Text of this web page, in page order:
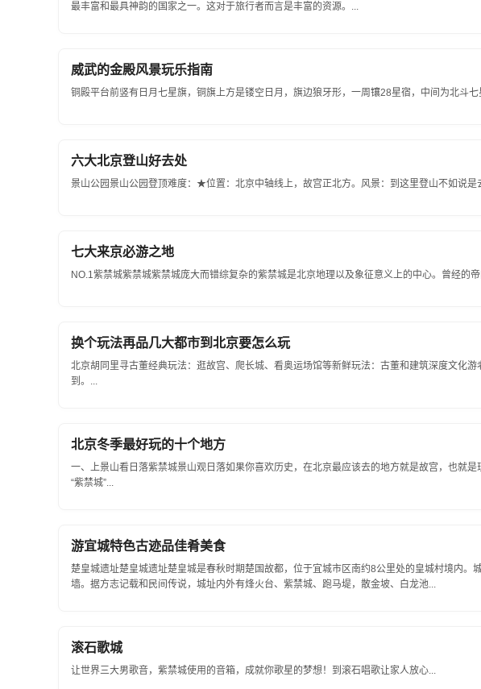
最丰富和最具神韵的国家之一。这对于旅行者而言是丰富的资源。...
威武的金殿风景玩乐指南
铜殿平台前竖有日月七星旗，铜旗上方是镂空日月，旗边狼牙形，一周镶28星宿，中间为北斗七
六大北京登山好去处
景山公园景山公园登顶难度：★位置：北京中轴线上，故宫正北方。风景：到这里登山不如说是
七大来京必游之地
NO.1紫禁城紫禁城紫禁城庞大而错综复杂的紫禁城是北京地理以及象征意义上的中心。曾经的
换个玩法再品几大都市到北京要怎么玩
北京胡同里寻古董经典玩法：逛故宫、爬长城、看奥运场馆等新鲜玩法：古董和建筑深度文化
到。...
北京冬季最好玩的十个地方
一、上景山看日落紫禁城景山观日落如果你喜欢历史，在北京最应该去的地方就是故宫，也就
“紫禁城”...
游宜城特色古迹品佳肴美食
楚皇城遗址楚皇城遗址楚皇城是春秋时期楚国故都，位于宜城市区南约8公里处的皇城村境内。
墙。据方志记载和民间传说，城址内外有烽火台、紫禁城、跑马堤，散金坡、白龙池...
滚石歌城
让世界三大男歌音，紫禁城使用的音箱，成就你歌星的梦想！到滚石唱歌让家人放心...